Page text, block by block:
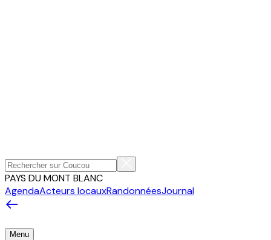
PAYS DU MONT BLANC
AgendaActeurs locauxRandonnéesJournal
Menu